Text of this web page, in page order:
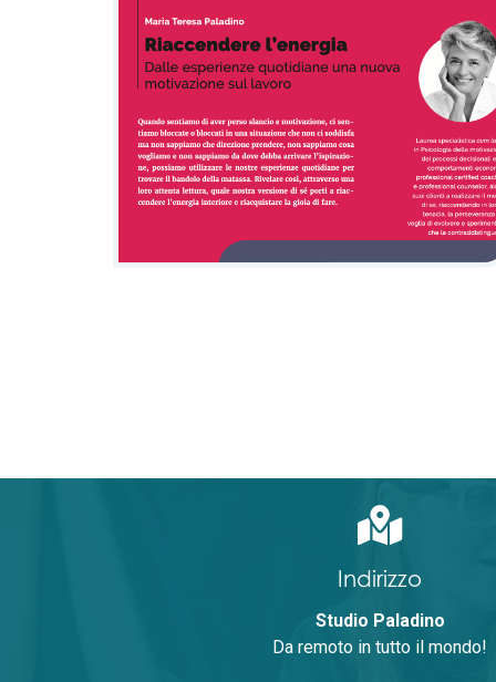
Indirizzo
Studio Paladino
Da remoto in tutto il mondo!